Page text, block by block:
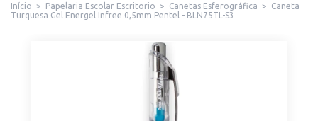
Início > Papelaria Escolar Escritorio > Canetas Esferográfica >
Caneta
Turquesa Gel Energel Infree 0,5mm Pentel - BLN75TL-S3